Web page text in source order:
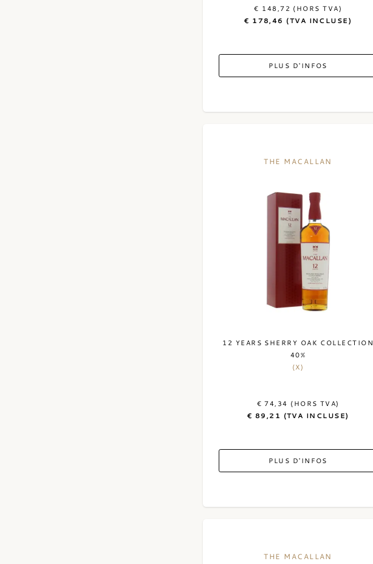
€ 148,72 (HORS TVA)
€ 178,46 (TVA INCLUSE)
PLUS D'INFOS
THE MACALLAN
12 YEARS SHERRY OAK COLLECTION
40%
(X)
€ 74,34 (HORS TVA)
€ 89,21 (TVA INCLUSE)
PLUS D'INFOS
THE MACALLAN